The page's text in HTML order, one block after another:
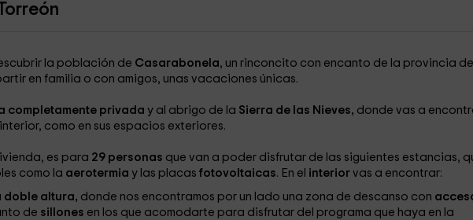
la población de Casarabonela, un rinconcito con encanto de la provincia de
en familia o con amigos, unas vacaciones únicas.
completamente privada y al abrigo de la Sierra de las Nieves, donde vas a
como en sus espacios exteriores.
es para 29 personas que van a poder disfrutar de las siguientes estancias,
como la aerotermia y las placas fotovoltaicas. En el interior vas a encontrar:
doble altura, donde nos encontramos por un lado una zona de descanso con
de sillones en los que acomodarte para disfrutar del programa que haya en la